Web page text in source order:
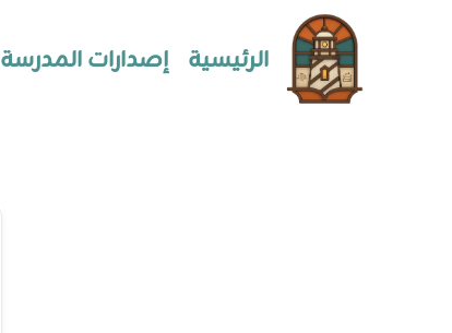
الرئيسية إصدارات المدرسة